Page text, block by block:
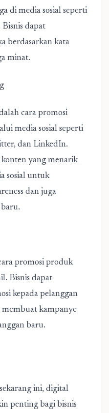
di media sosial seperti
dapat
berdasarkan kata
minat.
cara promosi
media sosial seperti
dan LinkedIn.
yang menarik
sosial untuk
dan juga
promosi produk
Bisnis dapat
kepada pelanggan
membuat kampanye
baru.
ini, digital
penting bagi bisnis